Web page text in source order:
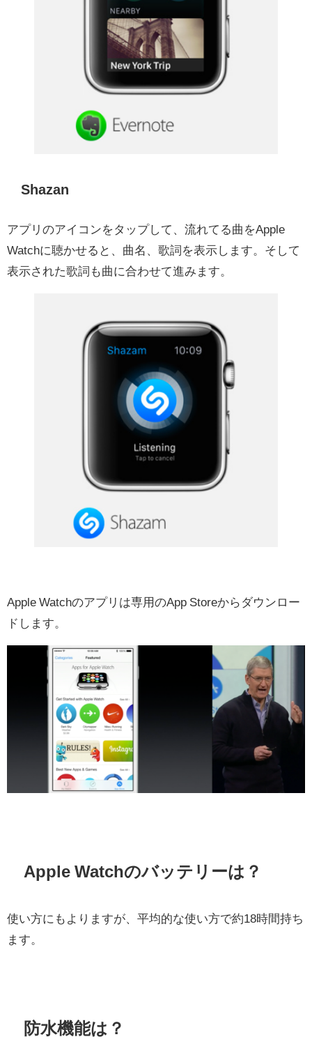
Shazan
アプリのアイコンをタップして、流れてる曲をApple
Watchに聴かせると、曲名、歌詞を表示します。そして
表示された歌詞も曲に合わせて進みます。
Apple Watchのアプリは専用のApp Storeからダウンロー
ドします。
Apple Watchのバッテリーは？
使い方にもよりますが、平均的な使い方で約18時間持ち
ます。
防水機能は？